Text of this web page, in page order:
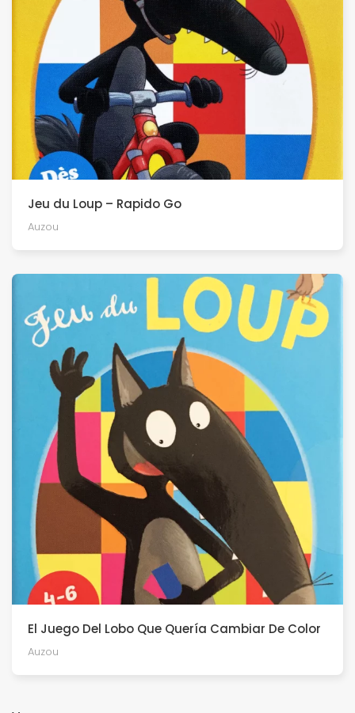
Jeu du Loup – Rapido Go
Auzou
El Juego Del Lobo Que Quería Cambiar De Color
Auzou